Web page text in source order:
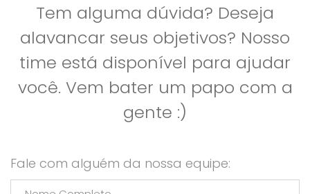
Tem alguma dúvida? Deseja
alavancar seus objetivos? Nosso
time está disponível para ajudar
você. Vem bater um papo com a
gente :)
Fale com alguém da nossa equipe: